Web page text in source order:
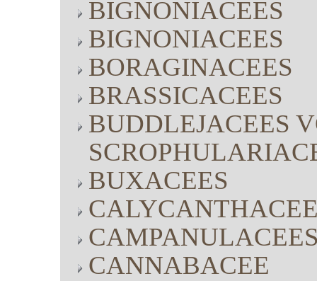
BIGNONIACEES
BIGNONIACEES
BORAGINACEES
BRASSICACEES
BUDDLEJACEES
BUXACEES
CANNABACEE